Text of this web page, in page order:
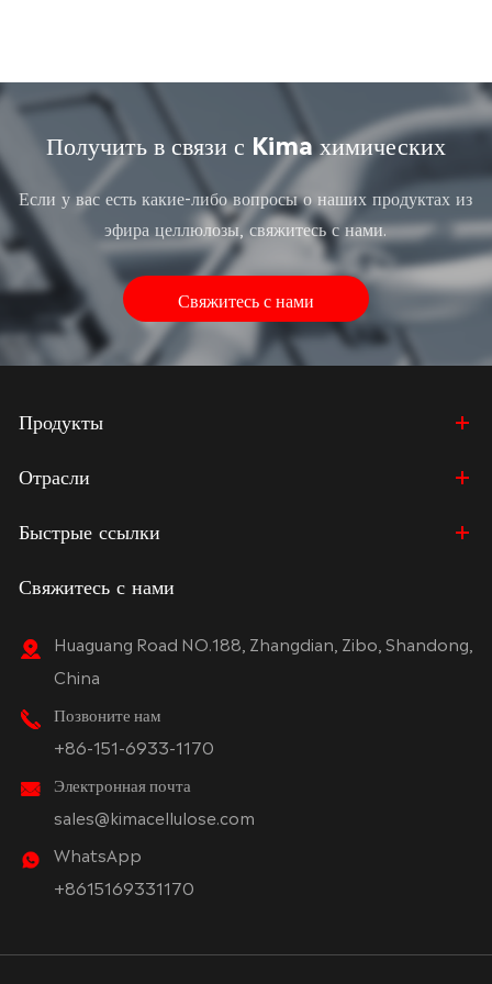
Получить в связи с Kima химических
Если у вас есть какие-либо вопросы о наших продуктах из
эфира целлюлозы, свяжитесь с нами.
Свяжитесь с нами
Продукты
Отрасли
Быстрые ссылки
Свяжитесь с нами
Huaguang Road NO.188, Zhangdian, Zibo, Shandong,
China
Позвоните нам
+86-151-6933-1170
Электронная почта
sales@kimacellulose.com
WhatsApp
+8615169331170